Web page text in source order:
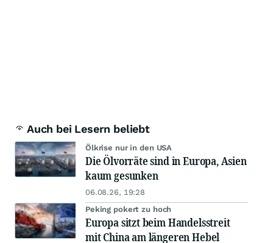
Auch bei Lesern beliebt
Ölkrise nur in den USA
Die Ölvorräte sind in Europa, Asien
kaum gesunken
06.08.26, 19:28
Peking pokert zu hoch
Europa sitzt beim Handelsstreit
mit China am längeren Hebel